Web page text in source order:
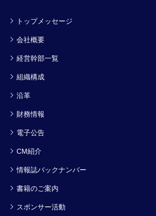
トップメッセージ
会社概要
経営幹部一覧
組織構成
沿革
財務情報
電子公告
CM紹介
情報誌バックナンバー
書籍のご案内
スポンサー活動